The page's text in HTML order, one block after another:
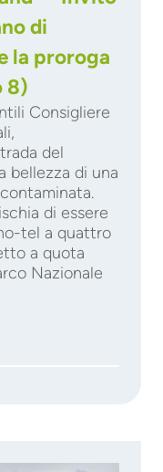
di
la proroga
8)
Consigliere
del
bellezza di una
di essere
tel a quattro
a quota
Nazionale